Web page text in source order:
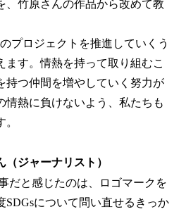
、竹原さんの作品から改めて教
プロジェクトを推進していくう
ます。情熱を持って取り組むこ
持つ仲間を増やしていく努力が
情熱に負けないよう、私たちも
ジャーナリスト）
だと感じたのは、ロゴマークを
SDGsについて問い直せるきっか